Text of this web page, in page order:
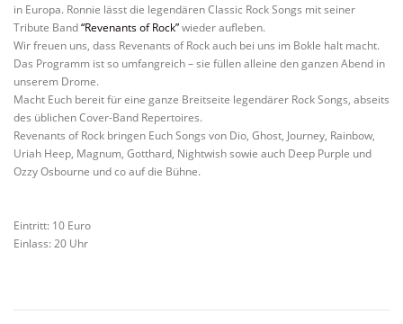
in Europa. Ronnie lässt die legendären Classic Rock Songs mit seiner
Tribute Band“Revenants of Rock”wieder aufleben.
Wir freuen uns, dass Revenants of Rock auch bei uns im Bokle halt macht.
Das Programm ist so umfangreich – sie füllen alleine den ganzen Abend in
unserem Drome.
Macht Euch bereit für eine ganze Breitseite legendärer Rock Songs, abseits
des üblichen Cover-Band Repertoires.
Revenants of Rock bringen Euch Songs von Dio, Ghost, Journey, Rainbow,
Uriah Heep, Magnum, Gotthard, Nightwish sowie auch Deep Purple und
Ozzy Osbourne und co auf die Bühne.
Eintritt: 10 Euro
Einlass: 20 Uhr